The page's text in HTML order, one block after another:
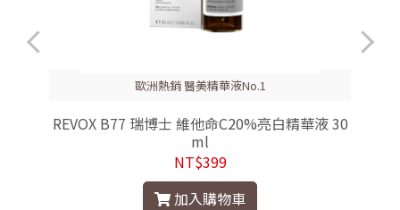
歐洲熱銷 醫美精華液No.1
REVOX B77 瑞博士 維他命C20%亮白精華液 30
ml
NT$399
加入購物車